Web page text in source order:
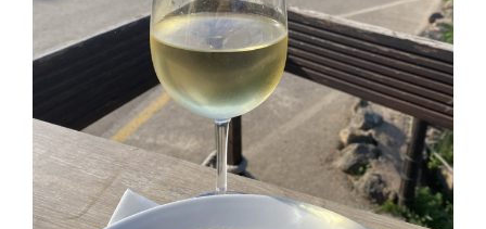
funktionalitet
och
uppbyggnad,
baserat på
hur
hemsidan
används.
Upplevelse
För att vår